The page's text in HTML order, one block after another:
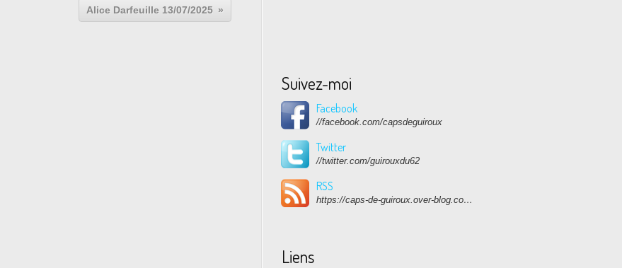
Alice Darfeuille 13/07/2025
Suivez-moi
Facebook
//facebook.com/capsdeguiroux
Twitter
//twitter.com/guirouxdu62
RSS
https://caps-de-guiroux.over-blog.com/rss
Liens